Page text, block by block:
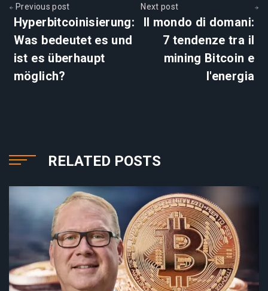
Previous post
Hyperbitcoinisierung:
Was bedeutet es und
ist es überhaupt
möglich?
Next post
Il mondo di domani:
7 tendenze tra il
mining Bitcoin e
l'energia
RELATED POSTS